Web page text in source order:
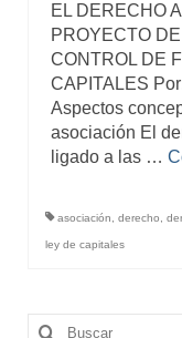
EL DERECHO
PROYECTO
CONTROL DE
CAPITALES
Aspectos
asociación El
ligado a las …
asociación derecho
ley de capitales
Buscar